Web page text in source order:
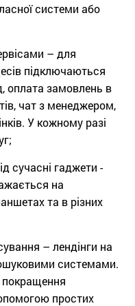
системи або
– для
підключаються
оплата замовлень в
чат з менеджером,
У кожному разі
сучасні гаджети -
на
та в різних
– лендінги на
системами.
простих